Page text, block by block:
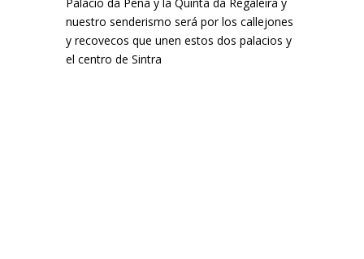
nuestro senderismo será por los callejones
y recovecos que unen estos dos palacios y
el centro de Sintra